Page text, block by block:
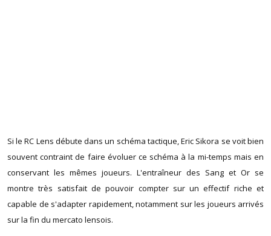
Si le RC Lens débute dans un schéma tactique, Eric Sikora se voit bien
souvent contraint de faire évoluer ce schéma à la mi-temps mais en
conservant les mêmes joueurs. L'entraîneur des Sang et Or se
montre très satisfait de pouvoir compter sur un effectif riche et
capable de s'adapter rapidement, notamment sur les joueurs arrivés
sur la fin du mercato lensois.